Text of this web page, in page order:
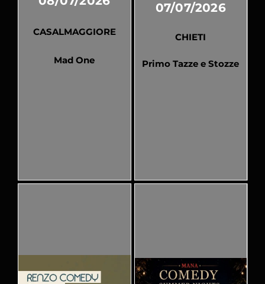
CASALMAGGIORE
Mad One
07/07/2026
CHIETI
Primo Tazze e Stozze